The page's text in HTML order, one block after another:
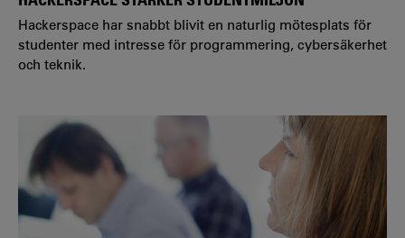
Hackerspace har snabbt blivit en naturlig mötesplats för
studenter med intresse för programmering, cybersäkerhet
och teknik.